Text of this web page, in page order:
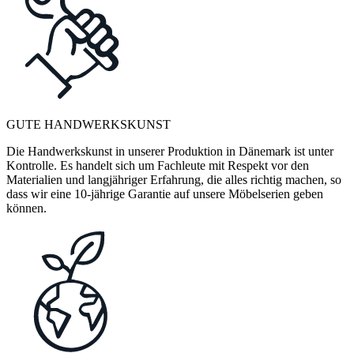
GUTE HANDWERKSKUNST
Die Handwerkskunst in unserer Produktion in Dänemark ist unter
Kontrolle. Es handelt sich um Fachleute mit Respekt vor den
Materialien und langjähriger Erfahrung, die alles richtig machen, so
dass wir eine 10-jährige Garantie auf unsere Möbelserien geben
können.